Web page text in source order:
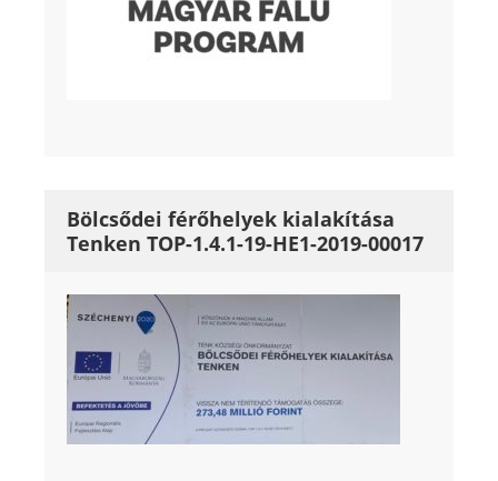
Bölcsődei férőhelyek kialakítása
Tenken TOP-1.4.1-19-HE1-2019-00017